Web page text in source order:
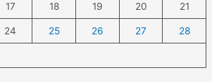
17 18 19 20 21
24 25 26 27 28